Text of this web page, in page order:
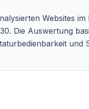
Websites im
Die Auswertung
und